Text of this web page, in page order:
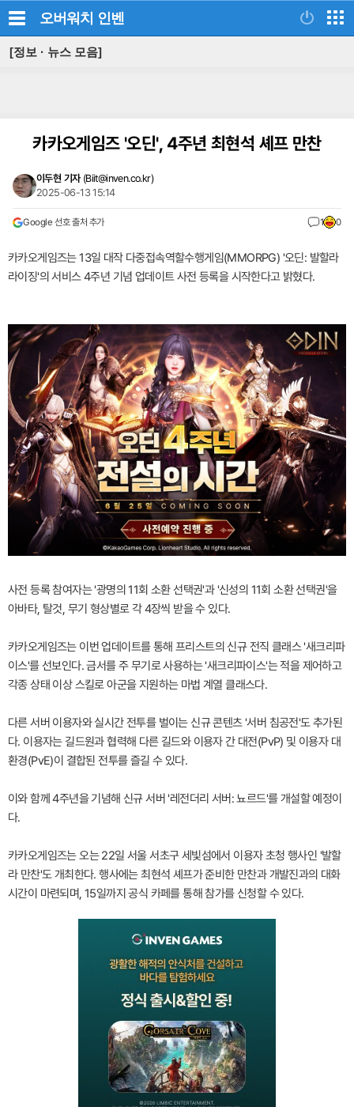
오버워치 인벤
[정보 · 뉴스 모음]
카카오게임즈 '오딘', 4주년 최현석 셰프 만찬
이두현 기자 (Biit@inven.co.kr)
2025-06-13 15:14
Google 선호 출처 추가 1 0
카카오게임즈는 13일 대작 다중접속역할수행게임(MMORPG) '오딘: 발할라
라이징'의 서비스 4주년 기념 업데이트 사전 등록을 시작한다고 밝혔다.
사전 등록 참여자는 '광명의 11회 소환 선택권'과 '신성의 11회 소환 선택권'을
아바타, 탈것, 무기 형상별로 각 4장씩 받을 수 있다.
카카오게임즈는 이번 업데이트를 통해 프리스트의 신규 전직 클래스 '새크리파
이스'를 선보인다. 금서를 주 무기로 사용하는 '새크리파이스'는 적을 제어하고
각종 상태 이상 스킬로 아군을 지원하는 마법 계열 클래스다.
다른 서버 이용자와 실시간 전투를 벌이는 신규 콘텐츠 '서버 침공전'도 추가된
다. 이용자는 길드원과 협력해 다른 길드와 이용자 간 대전(PvP) 및 이용자 대
환경(PvE)이 결합된 전투를 즐길 수 있다.
이와 함께 4주년을 기념해 신규 서버 '레전더리 서버: 뇨르드'를 개설할 예정이
다.
카카오게임즈는 오는 22일 서울 서초구 세빛섬에서 이용자 초청 행사인 '발할
라 만찬'도 개최한다. 행사에는 최현석 셰프가 준비한 만찬과 개발진과의 대화
시간이 마련되며, 15일까지 공식 카페를 통해 참가를 신청할 수 있다.